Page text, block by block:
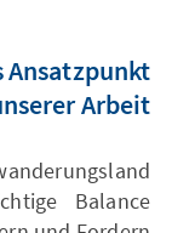
Ansatzpunkt
Arbeit
Balance